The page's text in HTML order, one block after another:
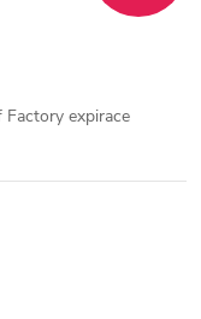
expirace